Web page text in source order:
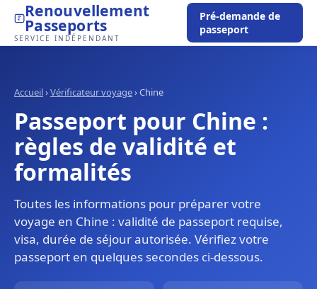
Renouvellement
Passeports
SERVICE INDÉPENDANT
Pré-demande de
passeport
Accueil›Vérificateur voyage›Chine
Passeport pour Chine :
règles de validité et
formalités
Toutes les informations pour préparer votre
voyage en Chine : validité de passeport requise,
visa, durée de séjour autorisée. Vérifiez votre
passeport en quelques secondes ci-dessous.